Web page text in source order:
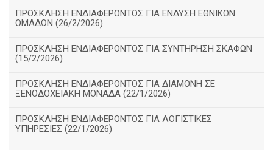
ΠΡΟΣΚΛΗΣΗ ΕΝΔΙΑΦΕΡΟΝΤΟΣ ΓΙΑ ΕΝΔΥΣΗ ΕΘΝΙΚΩΝ
ΟΜΑΔΩΝ (26/2/2026)
ΠΡΟΣΚΛΗΣΗ ΕΝΔΙΑΦΕΡΟΝΤΟΣ ΓΙΑ ΣΥΝΤΗΡΗΣΗ ΣΚΑΦΩΝ
(15/2/2026)
ΠΡΟΣΚΛΗΣΗ ΕΝΔΙΑΦΕΡΟΝΤΟΣ ΓΙΑ ΔΙΑΜΟΝΗ ΣΕ
ΞΕΝΟΔΟΧΕΙΑΚΗ ΜΟΝΑΔΑ (22/1/2026)
ΠΡΟΣΚΛΗΣΗ ΕΝΔΙΑΦΕΡΟΝΤΟΣ ΓΙΑ ΛΟΓΙΣΤΙΚΕΣ
ΥΠΗΡΕΣΙΕΣ (22/1/2026)